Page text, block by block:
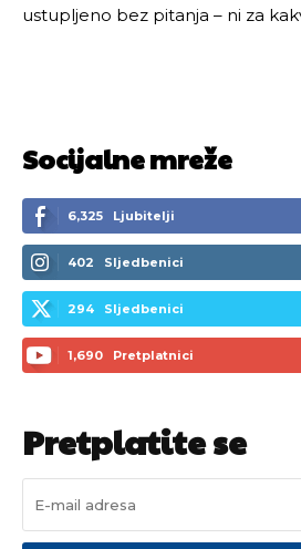
ustupljeno bez pitanja – ni za
Socijalne mreže
6,325 Ljubitelji
402 Sljedbenici
294 Sljedbenici
1,690 Pretplatnici
Pretplatite se